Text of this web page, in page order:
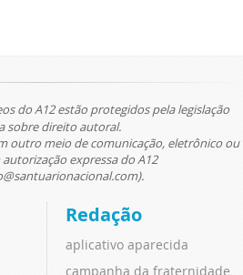
do A12 estão protegidos pela legislação
sobre direito autoral.
outro meio de comunicação, eletrônico ou
expressa do A12
Redação
aplicativo aparecida
campanha da fraternidade